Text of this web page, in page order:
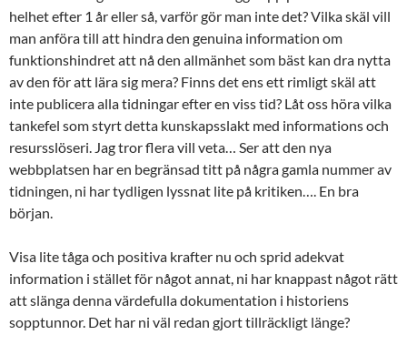
helhet efter 1 år eller så, varför gör man inte det? Vilka skäl vill
man anföra till att hindra den genuina information om
funktionshindret att nå den allmänhet som bäst kan dra nytta
av den för att lära sig mera? Finns det ens ett rimligt skäl att
inte publicera alla tidningar efter en viss tid? Låt oss höra vilka
tankefel som styrt detta kunskapsslakt med informations och
resursslöseri. Jag tror flera vill veta… Ser att den nya
webbplatsen har en begränsad titt på några gamla nummer av
tidningen, ni har tydligen lyssnat lite på kritiken…. En bra
början.
Visa lite tåga och positiva krafter nu och sprid adekvat
information i stället för något annat, ni har knappast något rätt
att slänga denna värdefulla dokumentation i historiens
sopptunnor. Det har ni väl redan gjort tillräckligt länge?